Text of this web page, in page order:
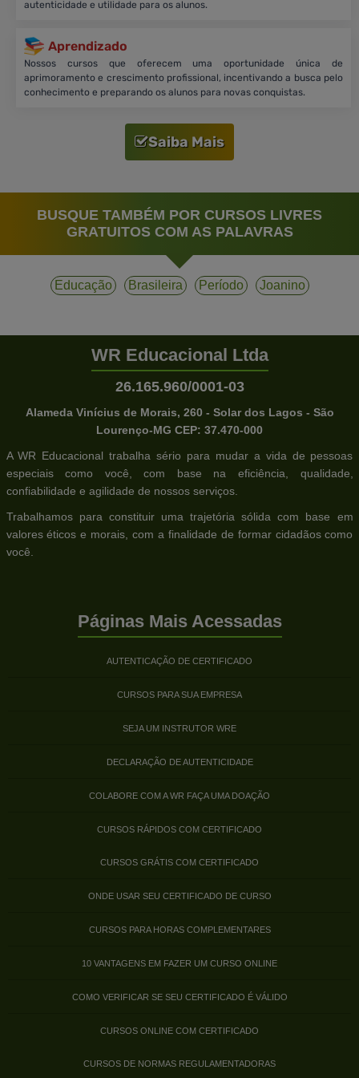
autenticidade e utilidade para os alunos.
Aprendizado
Nossos cursos que oferecem uma oportunidade única de
aprimoramento e crescimento profissional, incentivando a busca pelo
conhecimento e preparando os alunos para novas conquistas.
Saiba Mais
BUSQUE TAMBÉM POR CURSOS LIVRES
GRATUITOS COM AS PALAVRAS
Educação Brasileira Período Joanino
WR Educacional Ltda
26.165.960/0001-03
Alameda Vinícius de Morais, 260 - Solar dos Lagos - São
Lourenço-MG CEP: 37.470-000
A WR Educacional trabalha sério para mudar a vida de pessoas
especiais como você, com base na eficiência, qualidade,
confiabilidade e agilidade de nossos serviços.
Trabalhamos para constituir uma trajetória sólida com base em
valores éticos e morais, com a finalidade de formar cidadãos como
você.
Páginas Mais Acessadas
AUTENTICAÇÃO DE CERTIFICADO
CURSOS PARA SUA EMPRESA
SEJA UM INSTRUTOR WRE
DECLARAÇÃO DE AUTENTICIDADE
COLABORE COM A WR FAÇA UMA DOAÇÃO
CURSOS RÁPIDOS COM CERTIFICADO
CURSOS GRÁTIS COM CERTIFICADO
ONDE USAR SEU CERTIFICADO DE CURSO
CURSOS PARA HORAS COMPLEMENTARES
10 VANTAGENS EM FAZER UM CURSO ONLINE
COMO VERIFICAR SE SEU CERTIFICADO É VÁLIDO
CURSOS ONLINE COM CERTIFICADO
CURSOS DE NORMAS REGULAMENTADORAS